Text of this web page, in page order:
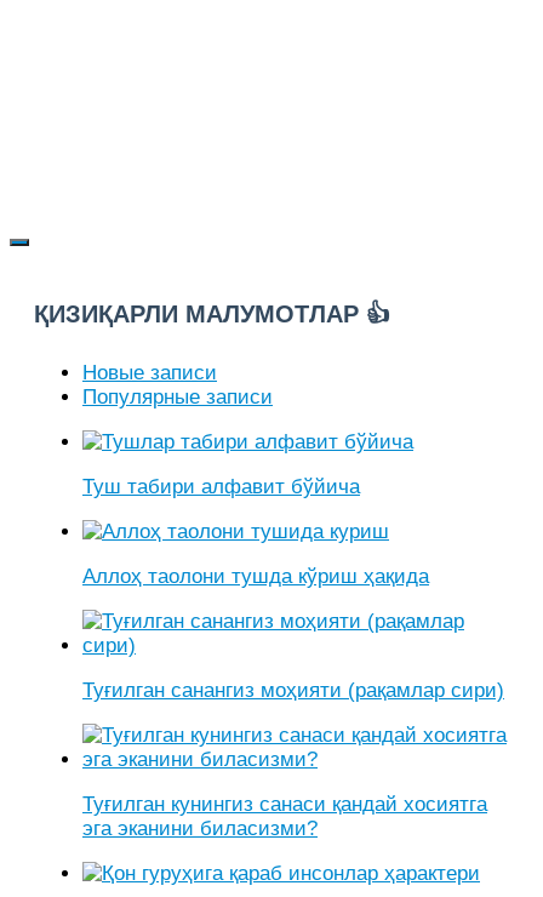
ҚИЗИҚАРЛИ МАЛУМОТЛАР 👍
Новые записи
Популярные записи
Туш табири алфавит бўйича
Аллоҳ таолони тушда кўриш ҳақида
Туғилган санангиз моҳияти (рақамлар сири)
Туғилган кунингиз санаси қандай хосиятга
эга эканини биласизми?